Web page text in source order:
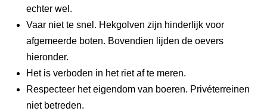
echter wel.
Vaar niet te snel. Hekgolven zijn hinderlijk voor
afgemeerde boten. Bovendien lijden de oevers
hieronder.
Het is verboden in het riet af te meren.
Respecteer het eigendom van boeren. Privéterreinen
niet betreden.